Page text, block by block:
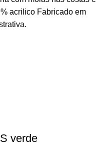
acrilico Fabricado em
verde